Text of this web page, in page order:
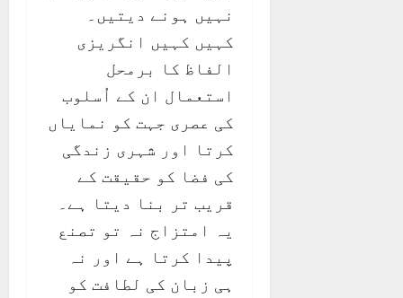
نہیں ہونے دیتیں۔
کہیں کہیں انگریزی
الفاظ کا برمحل
استعمال ان کے اُسلوب
کی عصری جہت کو نمایاں
کرتا اور شہری زندگی
کی فضا کو حقیقت کے
قریب تر بنا دیتا ہے۔
یہ امتزاج نہ تو تصنع
پیدا کرتا ہے اور نہ
ہی زبان کی لطافت کو